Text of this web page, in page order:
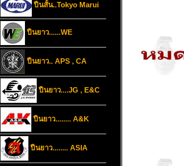
ปืนสั้น..Tokyo Marui
ปืนยาว......WE
ปืนยาว.. APS , CA
ปืนยาว....JG , E&C
ปืนยาว........ A&K
ปืนยาว........ ASIA